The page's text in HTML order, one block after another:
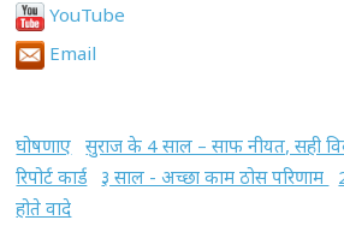
YouTube
Email
घोषणाए सुराज के 4 साल – साफ नीयत, सही
रिपोर्ट कार्ड
३ साल - अच्छा काम ठोस परिणाम
होते वादे